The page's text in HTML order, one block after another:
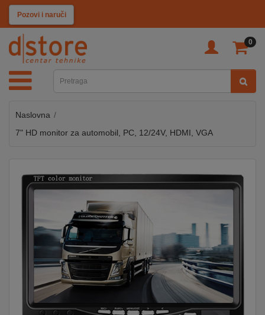
Pozovi i naruči
0
KATEGORIJE
TV
SAT
MOBILNI
UREĐAJI
KUĆANSKI
APARATI
Naslovna
7" HD monitor za automobil, PC, 12/24V, HDMI, VGA